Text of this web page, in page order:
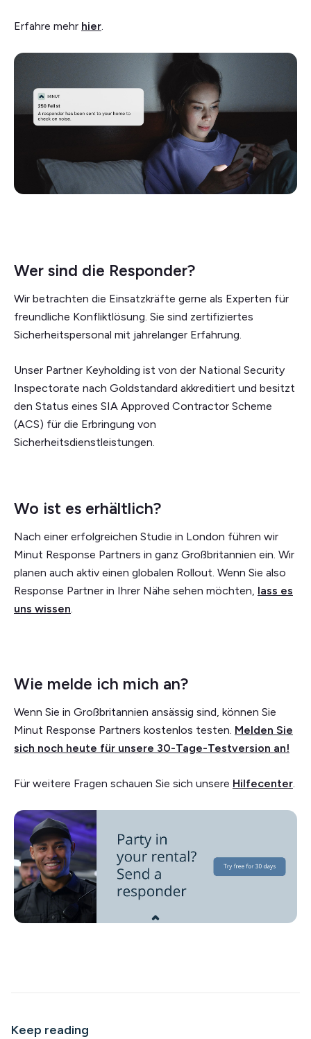
Erfahre mehr hier.
Wer sind die Responder?
Wir betrachten die Einsatzkräfte gerne als Experten für
freundliche Konfliktlösung. Sie sind zertifiziertes
Sicherheitspersonal mit jahrelanger Erfahrung.
Unser Partner Keyholding ist von der National Security
Inspectorate nach Goldstandard akkreditiert und besitzt
den Status eines SIA Approved Contractor Scheme
(ACS) für die Erbringung von
Sicherheitsdienstleistungen.
Wo ist es erhältlich?
Nach einer erfolgreichen Studie in London führen wir
Minut Response Partners in ganz Großbritannien ein. Wir
planen auch aktiv einen globalen Rollout. Wenn Sie also
Response Partner in Ihrer Nähe sehen möchten, lass es
uns wissen.
Wie melde ich mich an?
Wenn Sie in Großbritannien ansässig sind, können Sie
Minut Response Partners kostenlos testen. Melden Sie
sich noch heute für unsere 30-Tage-Testversion an!
Für weitere Fragen schauen Sie sich unsere Hilfecenter.
Keep reading